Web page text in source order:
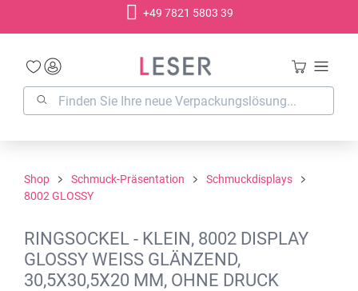
+49 7821 5803 39
Shop Schmuck-Präsentation
Schmuckdisplays
8002 GLOSSY
RINGSOCKEL - KLEIN, 8002 DISPLAY
GLOSSY WEISS GLÄNZEND,
30,5X30,5X20 MM, OHNE DRUCK